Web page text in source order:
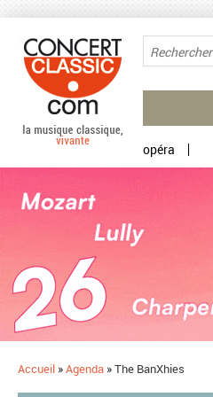
opéra
Accueil »Agenda »The BanXhies